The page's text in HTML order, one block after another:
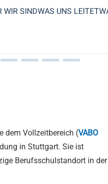
WIR SINDWAS UNS LEITET
dem Vollzeitbereich (VABO
in Stuttgart. Sie ist
Berufsschulstandort in der